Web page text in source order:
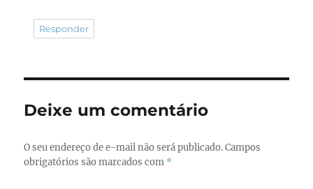
Responder
Deixe um comentário
O seu endereço de e-mail não será publicado. Campos
obrigatórios são marcados com *